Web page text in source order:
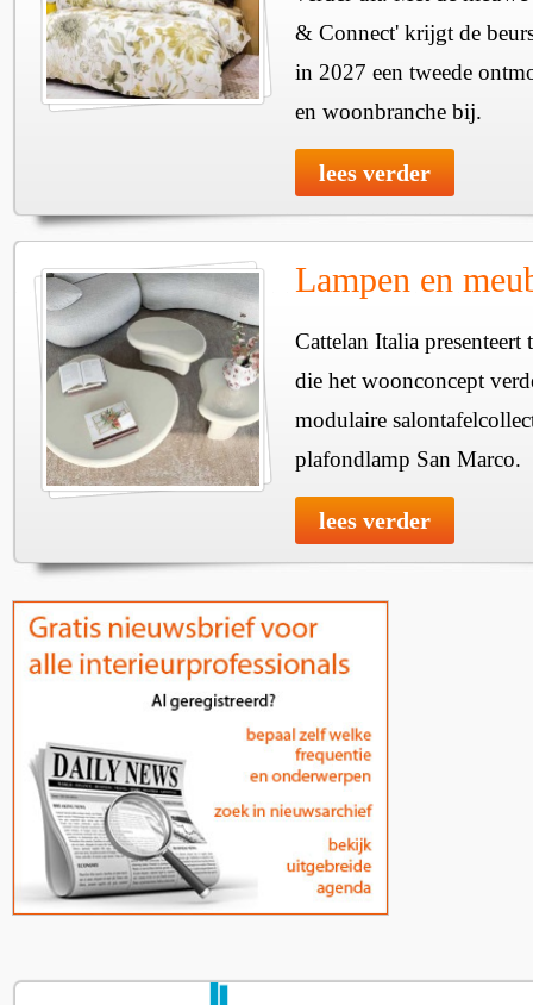
& Connect' krijgt de
in 2027 een tweede
en woonbranche bij.
lees verder
Lampen en
Cattelan Italia
die het woonconcept
modulaire
plafondlamp San Marco.
lees verder